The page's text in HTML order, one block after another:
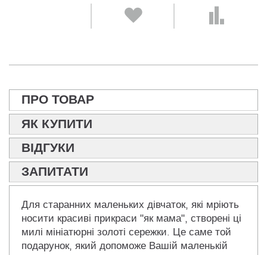
ПРО ТОВАР
ЯК КУПИТИ
ВІДГУКИ
ЗАПИТАТИ
Для старанних маленьких дівчаток, які мріють
носити красиві прикраси "як мама", створені ці
милі мініатюрні золоті сережки. Це саме той
подарунок, який допоможе Вашій маленькій